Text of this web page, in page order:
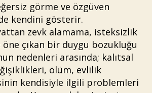
görme ve özgüven
kendini gösterir.
zevk alamama, isteksizlik
çıkan bir duygu bozukluğu
nedenleri arasında; kalıtsal
ölüm, evlilik
kendisiyle ilgili problemleri